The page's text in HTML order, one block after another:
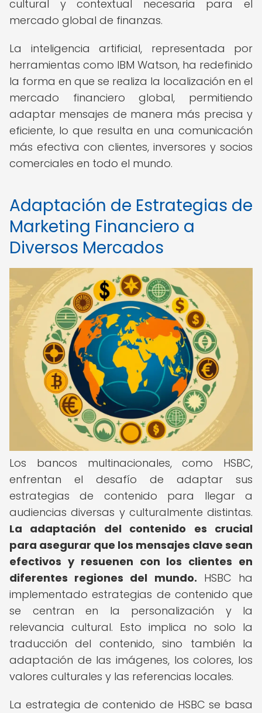
cultural y contextual necesaria para el
mercado global de finanzas.
La inteligencia artificial, representada por
herramientas como IBM Watson, ha redefinido
la forma en que se realiza la localización en el
mercado financiero global, permitiendo
adaptar mensajes de manera más precisa y
eficiente, lo que resulta en una comunicación
más efectiva con clientes, inversores y socios
comerciales en todo el mundo.
Adaptación de Estrategias de
Marketing Financiero a
Diversos Mercados
Los bancos multinacionales, como HSBC,
enfrentan el desafío de adaptar sus
estrategias de contenido para llegar a
audiencias diversas y culturalmente distintas.
La adaptación del contenido es crucial
para asegurar que los mensajes clave sean
efectivos y resuenen con los clientes en
diferentes regiones del mundo. HSBC ha
implementado estrategias de contenido que
se centran en la personalización y la
relevancia cultural. Esto implica no solo la
traducción del contenido, sino también la
adaptación de las imágenes, los colores, los
valores culturales y las referencias locales.
La estrategia de contenido de HSBC se basa